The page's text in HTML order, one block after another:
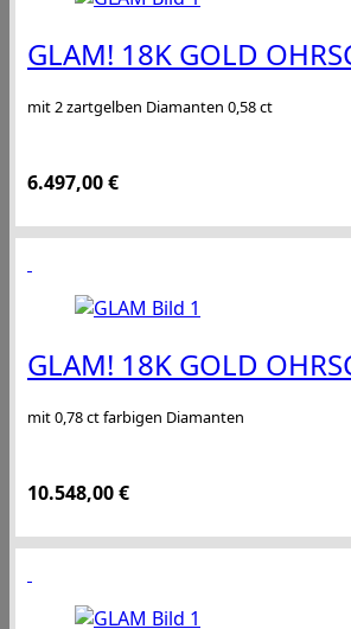
GLAM! 18K GOLD
mit 2 zartgelben Diamanten 0,58 ct
6.497,00€
GLAM! 18K GOLD
mit 0,78 ct farbigen Diamanten
10.548,00€